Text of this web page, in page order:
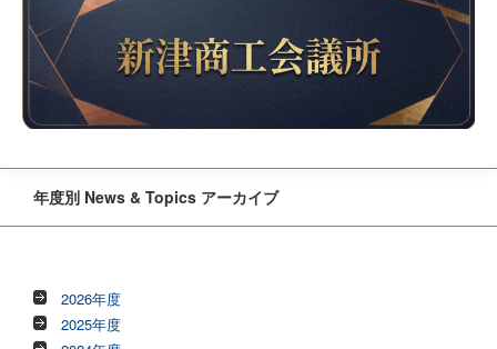
年度別 News & Topics アーカイブ
2026年度
2025年度